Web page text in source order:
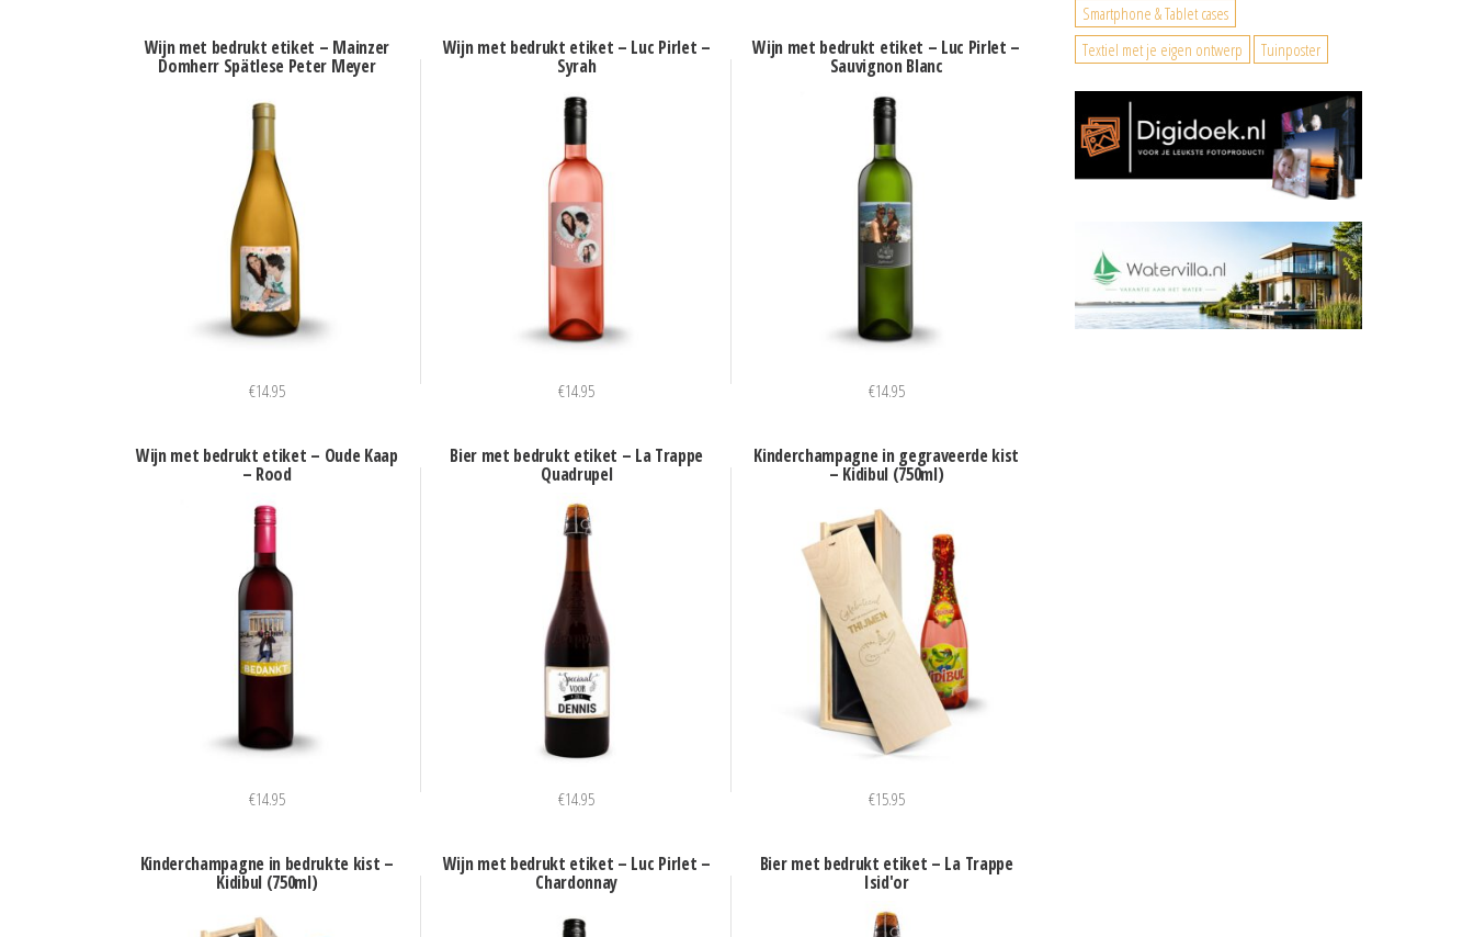
Wijn met bedrukt etiket – Mainzer
Domherr Spätlese Peter Meyer
€14.95
Wijn met bedrukt etiket – Luc Pirlet –
Syrah
€14.95
Wijn met bedrukt etiket – Luc Pirlet –
Sauvignon Blanc
€14.95
Wijn met bedrukt etiket – Oude Kaap
– Rood
€14.95
Bier met bedrukt etiket – La Trappe
Quadrupel
€14.95
Kinderchampagne in gegraveerde kist
– Kidibul (750ml)
€15.95
Kinderchampagne in bedrukte kist –
Kidibul (750ml)
Wijn met bedrukt etiket – Luc Pirlet –
Chardonnay
Bier met bedrukt etiket – La Trappe
Isid'or
Smartphone & Tablet cases
Textiel met je eigen ontwerp
Tuinposter